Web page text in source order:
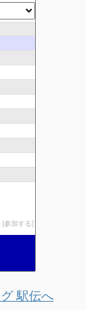
参加する